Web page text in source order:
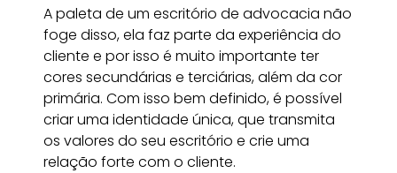
A paleta de um escritório de advocacia não
foge disso, ela faz parte da experiência do
cliente e por isso é muito importante ter
cores secundárias e terciárias, além da cor
primária. Com isso bem definido, é possível
criar uma identidade única, que transmita
os valores do seu escritório e crie uma
relação forte com o cliente.